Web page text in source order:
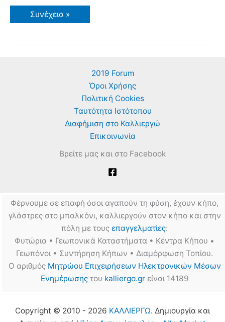
Δελφικά
Παραγγέλματα
Εστίν
Συνέχεια »
2019 Forum
Όροι Χρήσης
Πολιτική Cookies
Ταυτότητα Ιστότοπου
Διαφήμιση στο Καλλιεργώ
Επικοινωνία
Βρείτε μας και στο Facebook
Φέρνουμε σε επαφή όσοι αγαπούν τη φύση, έχουν κήπο,
γλάστρες στο μπαλκόνι, καλλιεργούν στον κήπο και στην
πόλη με τους επαγγελματίες:
Φυτώρια • Γεωπονικά Καταστήματα • Κέντρα Κήπου •
Γεωπόνοι • Συντήρηση Κήπων • Διαμόρφωση Τοπίου.
Ο αριθμός Μητρώου Επιχειρήσεων Ηλεκτρονικών Μέσων
Ενημέρωσηςτου kalliergo.grείναι 14189
Copyright © 2010 - 2026 ΚΑΛΛΙΕΡΓΩ. Δημιουργία και